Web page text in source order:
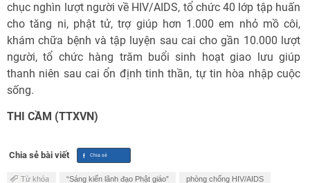
chục nghìn lượt người về HIV/AIDS, tổ chức 40 lớp tập huấn
cho tăng ni, phật tử, trợ giúp hơn 1.000 em nhỏ mồ côi,
khám chữa bệnh và tập luyện sau cai cho gần 10.000 lượt
người, tổ chức hàng trăm buổi sinh hoạt giao lưu giúp
thanh niên sau cai ổn định tinh thần, tự tin hòa nhập cuộc
sống.
THI CẦM (TTXVN)
Chia sẻ bài viết
Từ khóa “Sáng kiến lãnh đạo Phật giáo” phòng chống HIV/AIDS